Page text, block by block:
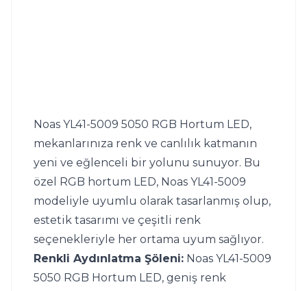
Noas YL41-5009 5050 RGB Hortum LED,
mekanlarınıza renk ve canlılık katmanın
yeni ve eğlenceli bir yolunu sunuyor. Bu
özel RGB hortum LED, Noas YL41-5009
modeliyle uyumlu olarak tasarlanmış olup,
estetik tasarımı ve çeşitli renk
seçenekleriyle her ortama uyum sağlıyor.
Renkli Aydınlatma Şöleni: Noas YL41-5009
5050 RGB Hortum LED, geniş renk